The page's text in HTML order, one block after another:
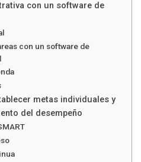
con un software de
con un software de
metas individuales y
del desempeño